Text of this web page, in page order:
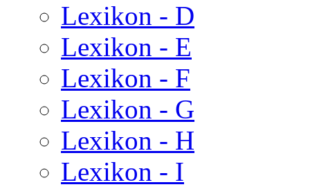
Lexikon - D
Lexikon - E
Lexikon - F
Lexikon - G
Lexikon - H
Lexikon - I